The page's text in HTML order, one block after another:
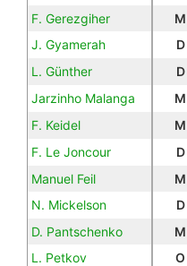
F. Gerezgiher
M
J. Gyamerah
D
L. Günther
D
Jarzinho Malanga
M
F. Keidel
M
F. Le Joncour
D
Manuel Feil
M
N. Mickelson
D
D. Pantschenko
M
L. Petkov
O